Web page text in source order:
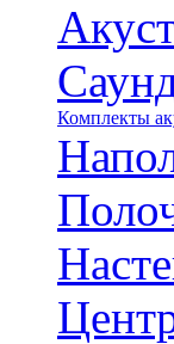
Комплекты